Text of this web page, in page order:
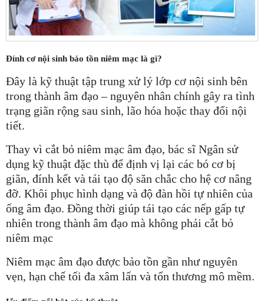
Đính cơ nội sinh bảo tồn niêm mạc là gì?
Đây là kỹ thuật tập trung xử lý lớp cơ nội sinh bên
trong thành âm đạo – nguyên nhân chính gây ra tình
trạng giãn rộng sau sinh, lão hóa hoặc thay đổi nội
tiết.
Thay vì cắt bỏ niêm mạc âm đạo, bác sĩ Ngân sử
dụng kỹ thuật đặc thù để định vị lại các bó cơ bị
giãn, đính kết và tái tạo độ săn chắc cho hệ cơ nâng
đỡ. Khôi phục hình dạng và độ đàn hồi tự nhiên của
ống âm đạo. Đồng thời giúp tái tạo các nếp gấp tự
nhiên trong thành âm đạo mà không phải cắt bỏ
niêm mạc
Niêm mạc âm đạo được bảo tồn gần như nguyên
vẹn, hạn chế tối đa xâm lấn và tổn thương mô mềm.